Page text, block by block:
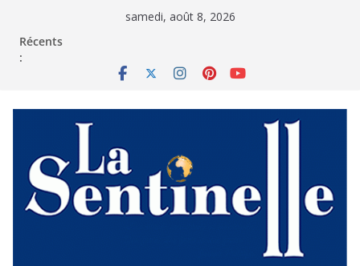
samedi, août 8, 2026
Récents
: